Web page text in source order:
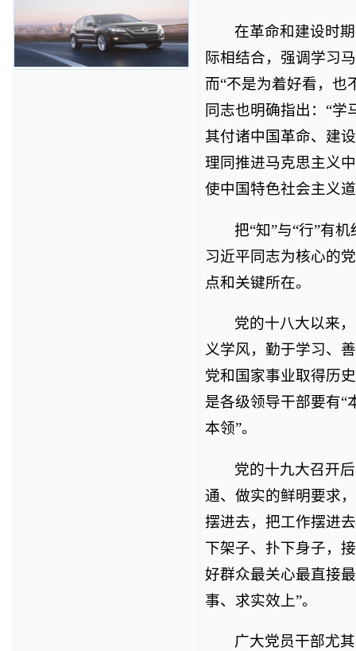
在革命和建设时
际相结合，强调学习
而“不是为着好看，也
同志也明确指出：“学
其付诸中国革命、建
理同推进马克思主义
使中国特色社会主义
把“知”与“行”有
习近平同志为核心的
点和关键所在。
党的十八大以来
义学风，勤于学习、
党和国家事业取得历
是各级领导干部要有“
本领”。
党的十九大召开
通、做实的鲜明要求
摆进去，把工作摆进
下架子、扑下身子，
好群众最关心最直接
事、求实效上”。
广大党员干部尤